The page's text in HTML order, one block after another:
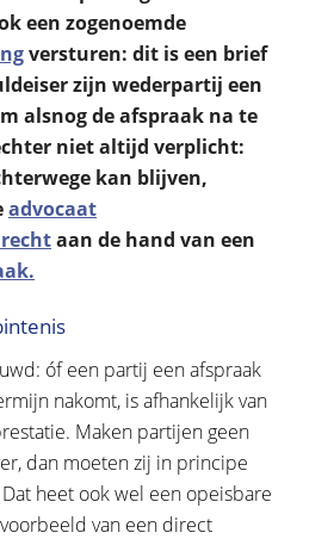
een zogenoemde
versturen: dit is een brief
zijn wederpartij een
alsnog de afspraak na te
niet altijd verplicht:
kan blijven,
advocaat
aan de hand van een
óf een partij een afspraak
nakomt, is afhankelijk van
Maken partijen geen
dan moeten zij in principe
heet ook wel een opeisbare
van een direct